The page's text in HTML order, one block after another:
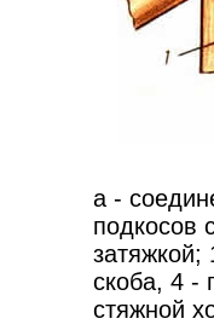
а -
подкосов
затяжкой;
скоба, 4 -
стяжной